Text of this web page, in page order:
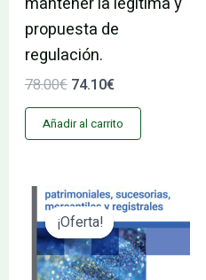
propuesta de
regulación.
78.00€ 74.10€
Añadir al carrito
¡Oferta!
¡Oferta!
El
precio
original
era:
62.40€.
El
precio
actual
es:
59.28€.